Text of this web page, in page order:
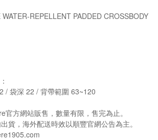
REPELLENT PADDED CROSSBODY
/ 袋深 22 / 背帶範圍 63~120
官方網站販售，數量有限，售完為止。
貨，海外配送時效以順豐官網公告為主。